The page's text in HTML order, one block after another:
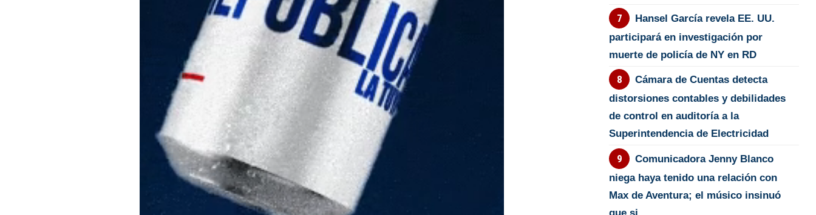
Hansel García revela EE. UU.
participará en investigación por
muerte de policía de NY en RD
Cámara de Cuentas detecta
distorsiones contables y debilidades
de control en auditoría a la
Superintendencia de Electricidad
Comunicadora Jenny Blanco
niega haya tenido una relación con
Max de Aventura; el músico insinuó
que si